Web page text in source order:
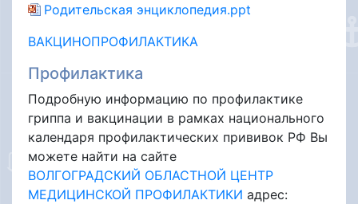
Родительская энциклопедия.ppt
ВАКЦИНОПРОФИЛАКТИКА
Профилактика
Подробную информацию по профилактике
гриппа и вакцинации в рамках национального
календаря профилактических прививок РФ Вы
можете найти на сайте
ВОЛГОГРАДСКИЙ ОБЛАСТНОЙ ЦЕНТР
МЕДИЦИНСКОЙ ПРОФИЛАКТИКИ адрес: